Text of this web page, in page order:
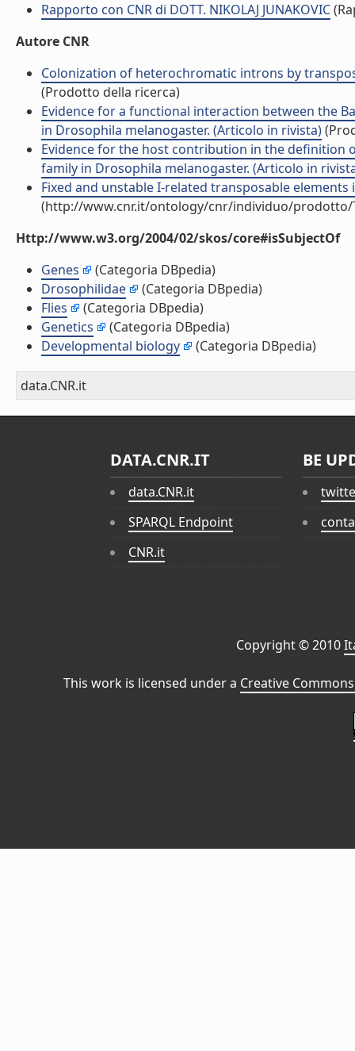
Rapporto con CNR di DOTT. NIKOLAJ JUNAKOVIC
Autore CNR
Colonization of heterochromatic introns by
(Prodotto della ricerca)
Evidence for a functional interaction between the
in Drosophila melanogaster. (Articolo in rivista)
Evidence for the host contribution in the definition
family in Drosophila melanogaster. (Articolo in
Fixed and unstable I-related transposable
(http://www.cnr.it/ontology/cnr/individuo/prodotto/
Http://www.w3.org/2004/02/skos/core#isSubjectOf
Genes
(Categoria DBpedia)
Drosophilidae
(Categoria DBpedia)
Flies
(Categoria DBpedia)
Genetics
(Categoria DBpedia)
Developmental biology
(Categoria DBpedia)
data.CNR.it
DATA.CNR.IT
data.CNR.it
SPARQL Endpoint
CNR.it
BE
Copyright © 2010
This work is licensed under a Creative